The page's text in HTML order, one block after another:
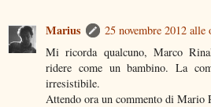
Marius
25 novembre 2012 alle
Mi ricorda qualcuno, Marco
ridere come un bambino. La
irresistibile.
Attendo ora un commento di Mario